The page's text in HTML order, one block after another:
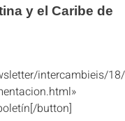
y el Caribe de
intercambieis/
button]